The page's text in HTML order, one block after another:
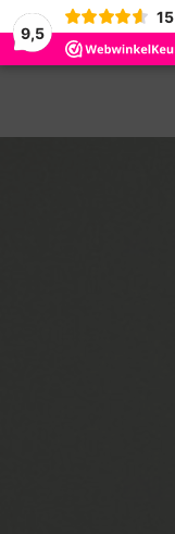
9,5
15